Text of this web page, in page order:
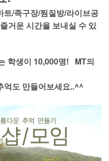
트/족구장/찜질방/라이브공
거운 시간을 보내실 수 있
학생이 10,000명! MT의
억도 만들어보세요..^^